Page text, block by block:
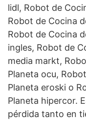
lidl, Robot de
Robot de Cocina
Robot de Cocina
ingles, Robot de
media markt,
Planeta ocu,
Planeta eroski o
Planeta hipercor.
pérdida tanto en